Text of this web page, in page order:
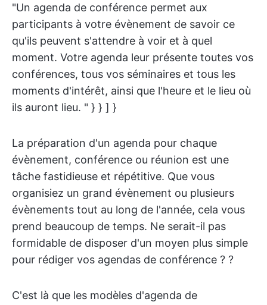
"Un agenda de conférence permet aux
participants à votre évènement de savoir ce
qu'ils peuvent s'attendre à voir et à quel
moment. Votre agenda leur présente toutes vos
conférences, tous vos séminaires et tous les
moments d'intérêt, ainsi que l'heure et le lieu où
ils auront lieu. " } } ] }
La préparation d'un agenda pour chaque
évènement, conférence ou réunion est une
tâche fastidieuse et répétitive. Que vous
organisiez un grand évènement ou plusieurs
évènements tout au long de l'année, cela vous
prend beaucoup de temps. Ne serait-il pas
formidable de disposer d'un moyen plus simple
pour rédiger vos agendas de conférence ? ?
C'est là que les modèles d'agenda de